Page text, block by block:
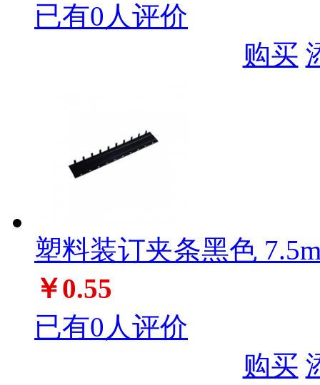
已有0人评价
购买
塑料装订夹条黑色
￥0.55
已有0人评价
购买